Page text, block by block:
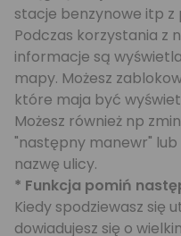
stacje benzynowe itp z
Podczas korzystania z
informacje są
mapy. Możesz
które maja być
Możesz również np
"następny manewr"
nazwę ulicy.
* Funkcja pomiń
Kiedy spodziewasz się
dowiadujesz się o